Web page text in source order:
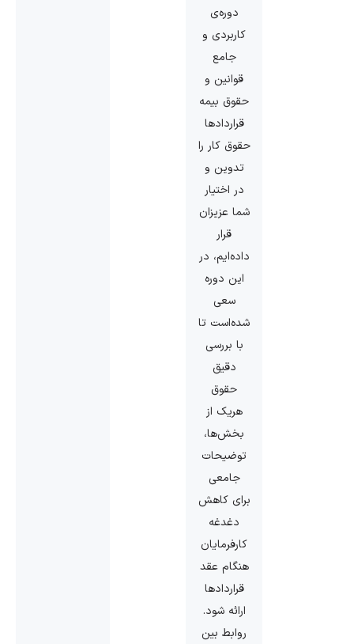
دوره‌ی
کاربردی و
جامع
قوانین و
حقوق بیمه
قراردادها
حقوق کار را
تدوین و
در اختیار
شما عزیزان
قرار
داده‌ایم، در
این دوره
سعی
شده‌است تا
با بررسی
دقیق
حقوق
هریک از
بخش‌ها،
توضیحات
جامعی
برای کاهش
دغدغه
کارفرمایان
هنگام عقد
قراردادها
ارائه شود.
روابط بین